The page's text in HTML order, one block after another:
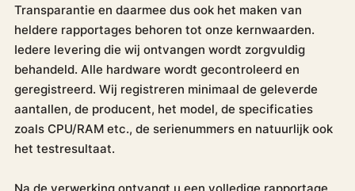
Transparantie en daarmee dus ook het maken van
heldere rapportages behoren tot onze kernwaarden.
Iedere levering die wij ontvangen wordt zorgvuldig
behandeld. Alle hardware wordt gecontroleerd en
geregistreerd. Wij registreren minimaal de geleverde
aantallen, de producent, het model, de specificaties
zoals CPU/RAM etc., de serienummers en natuurlijk ook
het testresultaat.